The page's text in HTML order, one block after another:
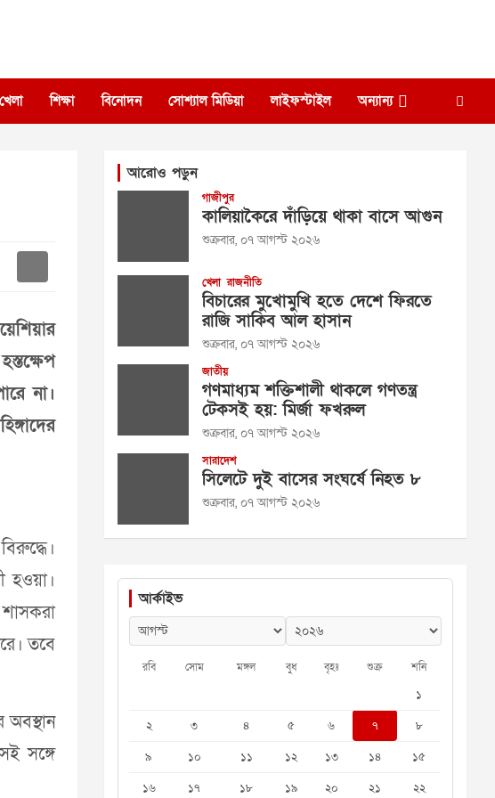
খেলা শিক্ষা বিনোদন সোশ্যাল মিডিয়া লাইফস্টাইল অন্যান্য
না।
হওয়া।
তবে
সঙ্গে
আরোও পড়ুন
গাজীপুর
কালিয়াকৈরে দাঁড়িয়ে থাকা বাসে আগুন
শুক্রবার, ০৭ আগস্ট ২০২৬
খেলা রাজনীতি
বিচারের মুখোমুখি হতে দেশে ফিরতে
রাজি সাকিব আল হাসান
শুক্রবার, ০৭ আগস্ট ২০২৬
জাতীয়
গণমাধ্যম শক্তিশালী থাকলে গণতন্ত্র
টেকসই হয়: মির্জা ফখরুল
শুক্রবার, ০৭ আগস্ট ২০২৬
সারাদেশ
সিলেটে দুই বাসের সংঘর্ষে নিহত ৮
শুক্রবার, ০৭ আগস্ট ২০২৬
আর্কাইভ
রবি সোম মঙ্গল বুধ বৃহঃ শুক্র শনি
১
২
৩ ৪ ৫ ৬ ৭
৮
৯
১০ ১১ ১২ ১৩ ১৪
১৫
১৬
১৭ ১৮ ১৯ ২০ ২১ ২২